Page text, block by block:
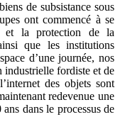
de subsistance sous
ont commencé à se
et la protection de la
que les institutions
d’une journée, nos
industrielle fordiste et de
des objets sont
redevenue une
dans le processus de